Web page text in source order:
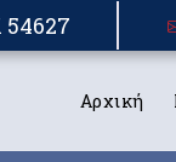
Αρχική